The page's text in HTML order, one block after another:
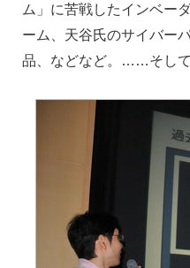
ム」に苦戦したインベー
ーム、天谷氏のサイバー
品、などなど。……そし